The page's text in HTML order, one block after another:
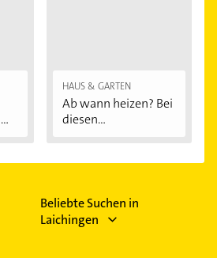
HAUS & GARTEN
Ab wann heizen? Bei
diesen
Beliebte Suchen in
Laichingen